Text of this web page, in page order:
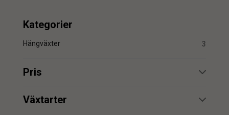
Kategorier
Hängväxter 3
Pris
min.
Växtarter